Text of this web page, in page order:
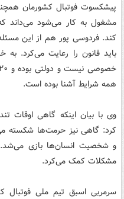
پیشکسوت فوتبال کشورمان
مشغول به کار می‌شود می‌داند
کند. فردوسی پور هم از این
باید قانون را رعایت می‌کرد.
همه شرایط آشنا بوده است.
وی با بیان اینکه گاهی اوقات
کرد: گاهی نیز حرمت‌ها شکسته
و شخصیت انسان‌ها بازی می‌شد.
مشکلات کمک می‌کرد.
سرمربی اسبق تیم ملی فوتبال